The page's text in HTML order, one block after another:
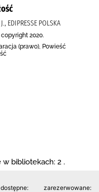
EDIPRESSE POLSKA
2020.
(prawo), Powieść
w bibliotekach: 2 .
dostępne: zarezerwowane: